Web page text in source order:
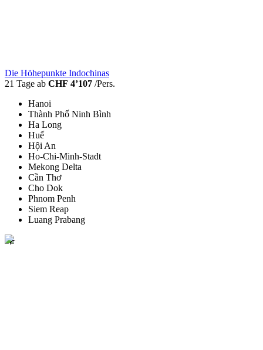
Die Höhepunkte Indochinas
21 Tage ab CHF 4’107 /Pers.
Hanoi
Thành Phố Ninh Bình
Ha Long
Huế
Hội An
Ho-Chi-Minh-Stadt
Mekong Delta
Cần Thơ
Cho Dok
Phnom Penh
Siem Reap
Luang Prabang